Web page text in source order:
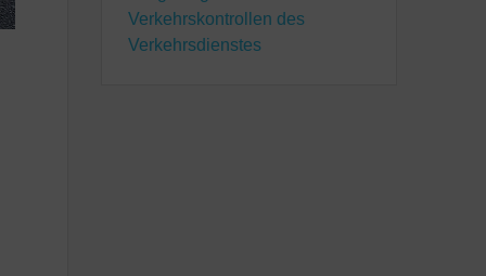
Verkehrskontrollen des
Verkehrsdienstes